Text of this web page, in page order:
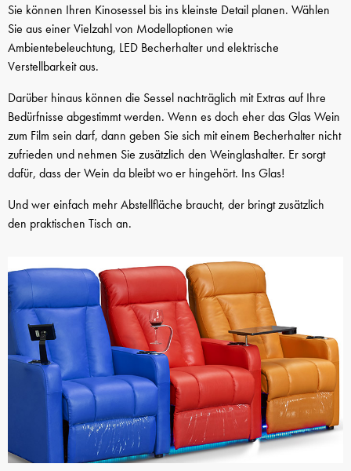
Sie können Ihren Kinosessel bis ins kleinste Detail planen. Wählen
Sie aus einer Vielzahl von Modelloptionen wie
Ambientebeleuchtung, LED Becherhalter und elektrische
Verstellbarkeit aus.
Darüber hinaus können die Sessel nachträglich mit Extras auf Ihre
Bedürfnisse abgestimmt werden. Wenn es doch eher das Glas Wein
zum Film sein darf, dann geben Sie sich mit einem Becherhalter nicht
zufrieden und nehmen Sie zusätzlich den Weinglashalter. Er sorgt
dafür, dass der Wein da bleibt wo er hingehört. Ins Glas!
Und wer einfach mehr Abstellfläche braucht, der bringt zusätzlich
den praktischen Tisch an.